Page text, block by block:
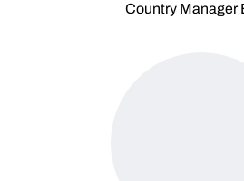
Country Manager